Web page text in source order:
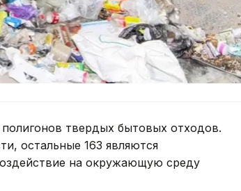
твердых бытовых отходов.
остальные 163 являются
на окружающую среду